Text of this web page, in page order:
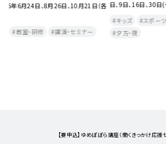
2026年7月2日、9日、16日、23日、30日、8
2026年
日、20日
日)
【要申込】ゆめぽぽら講座（働くきっかけ応援